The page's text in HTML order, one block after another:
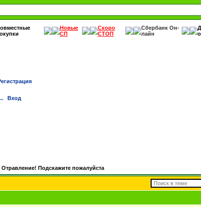
Новые
СП
Скоро
СТОП
Сбербанк Он-
лайн
Вход
Отравление! Подскажите пожалуйста